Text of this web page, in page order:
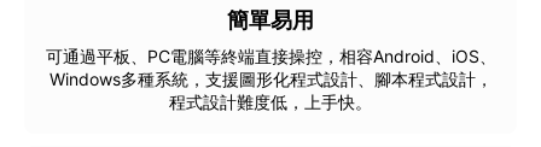
簡單易用
可通過平板、PC電腦等終端直接操控，相容Android、iOS、
Windows多種系統，支援圖形化程式設計、腳本程式設計，
程式設計難度低，上手快。